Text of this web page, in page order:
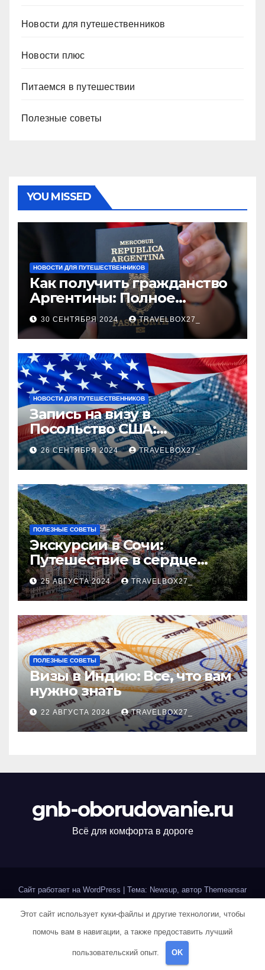
Новости для путешественников
Новости плюс
Питаемся в путешествии
Полезные советы
YOU MISSED
НОВОСТИ ДЛЯ ПУТЕШЕСТВЕННИКОВ
Как получить гражданство
Аргентины: Полное
руководство
30 СЕНТЯБРЯ 2024 TRAVELBOX27_
НОВОСТИ ДЛЯ ПУТЕШЕСТВЕННИКОВ
Запись на визу в
Посольство США:
Пошаговое руководство
26 СЕНТЯБРЯ 2024 TRAVELBOX27_
ПОЛЕЗНЫЕ СОВЕТЫ
Экскурсии в Сочи:
Путешествие в сердце
Черноморского курорта
25 АВГУСТА 2024 TRAVELBOX27_
ПОЛЕЗНЫЕ СОВЕТЫ
Визы в Индию: Все, что вам
нужно знать
22 АВГУСТА 2024 TRAVELBOX27_
gnb-oborudovanie.ru
Всё для комфорта в дороге
Сайт работает на WordPress Тема: Newsup, автор Themeansar
Home Sample Page Авторам и правообладателям
Политика конфиденциальности
Этот сайт использует куки-файлы и другие технологии, чтобы
помочь вам в навигации, а также предоставить лучший
пользовательский опыт. OK